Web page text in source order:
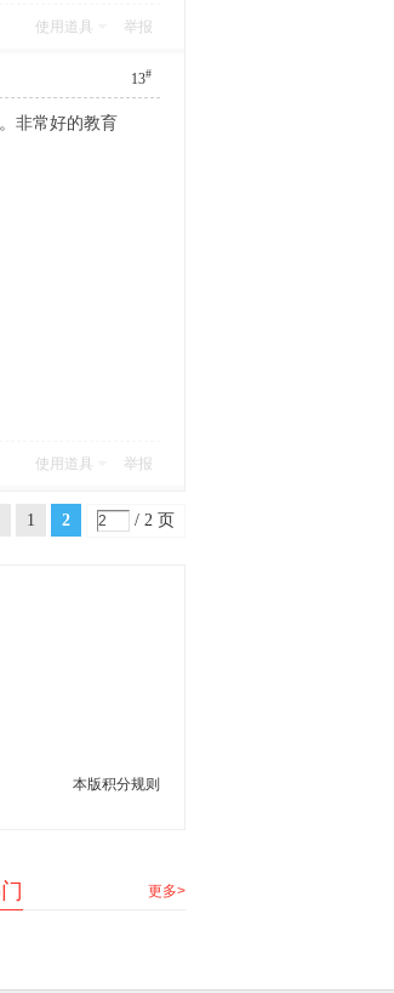
使用道具 举报
13#
非常好的教育
使用道具 举报
1 2 / 2 页
本版积分规则
更多>